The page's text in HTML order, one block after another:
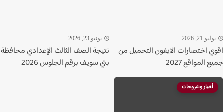
21, 2026
اختصارات الايفون التحميل من
2027
يونيو 23, 2026
نتيجة الصف الثالث الإعدادي محافظة
بني سويف برقم الجلوس 2026
أخبار وشروحات